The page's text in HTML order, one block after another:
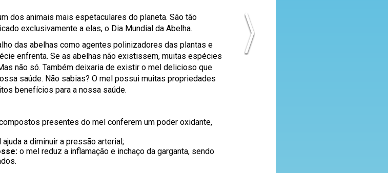
dos animais mais espetaculares do planeta. São tão
exclusivamente a elas, o Dia Mundial da Abelha.
das abelhas como agentes polinizadores das plantas e
enfrenta. Se as abelhas não existissem, muitas espécies
não só. Também deixaria de existir o mel delicioso que
saúde. Não sabias? O mel possui muitas propriedades
benefícios para a nossa saúde.
presentes do mel conferem um poder oxidante,
ajuda a diminuir a pressão arterial;
o mel reduz a inflamação e inchaço da garganta, sendo